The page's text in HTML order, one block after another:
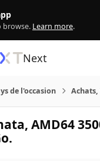
browse. Learn more.
Next
de l'occasion
AMD64